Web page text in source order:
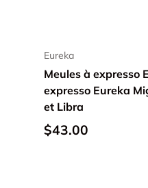
Eureka
Meules à expresso
expresso Eureka
et Libra
$43.00